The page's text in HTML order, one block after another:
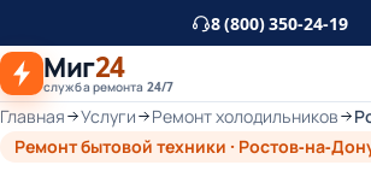
основному
контенту
8 (800) 350-24-19
Миг24
служба ремонта 24/7
Главная Услуги Ремонт холодильников
Ремонт бытовой техники · Ростов-на-